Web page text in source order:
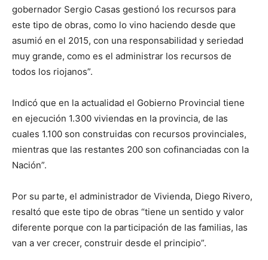
gobernador Sergio Casas gestionó los recursos para
este tipo de obras, como lo vino haciendo desde que
asumió en el 2015, con una responsabilidad y seriedad
muy grande, como es el administrar los recursos de
todos los riojanos”.
Indicó que en la actualidad el Gobierno Provincial tiene
en ejecución 1.300 viviendas en la provincia, de las
cuales 1.100 son construidas con recursos provinciales,
mientras que las restantes 200 son cofinanciadas con la
Nación”.
Por su parte, el administrador de Vivienda, Diego Rivero,
resaltó que este tipo de obras “tiene un sentido y valor
diferente porque con la participación de las familias, las
van a ver crecer, construir desde el principio”.